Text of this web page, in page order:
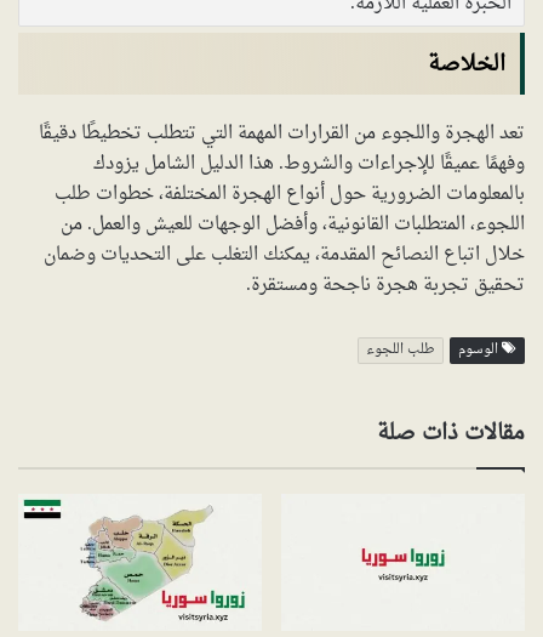
الخلاصة
تعد الهجرة واللجوء من القرارات المهمة التي تتطلب تخطيطًا دقيقًا
وفهمًا عميقًا للإجراءات والشروط. هذا الدليل الشامل يزودك
بالمعلومات الضرورية حول أنواع الهجرة المختلفة، خطوات طلب
اللجوء، المتطلبات القانونية، وأفضل الوجهات للعيش والعمل. من
خلال اتباع النصائح المقدمة، يمكنك التغلب على التحديات وضمان
تحقيق تجربة هجرة ناجحة ومستقرة.
الوسوم طلب اللجوء
مقالات ذات صلة